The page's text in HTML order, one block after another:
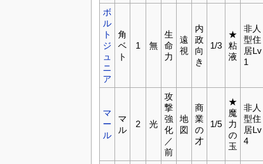
ボ
ル
ト
ジ
ュ
ニ
ア
角
ベ
ト
1 無
生
命
力
遠
視
内
政
向
き
1/3
★
粘
液
非人
型住
居Lv
1
マ
ー
ル
マ
ル
2 光
攻
撃
強
化
／
前
地
図
商
業
の
才
1/5
★
魔
力
の
玉
非人
型住
居Lv
4